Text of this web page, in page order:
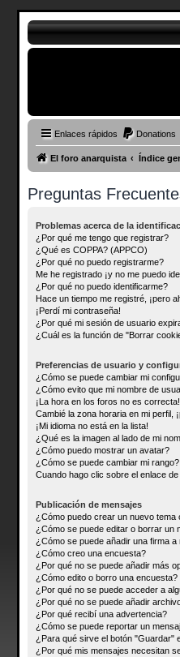
Enlaces rápidos Donations
El foro anarquista Índice
Preguntas
Problemas acerca de la
¿Por qué me tengo que registrar?
¿Qué es COPPA? (APPCO)
¿Por qué no puedo registrarme?
Me he registrado ¡y no me puedo
¿Por qué no puedo identificarme?
Hace un tiempo me registré, ¡pero
¡Perdí mi contraseña!
¿Por qué mi sesión de usuario
¿Cuál es la función de "Borrar
Preferencias de usuario y
¿Cómo se puede cambiar mi
¿Cómo evito que mi nombre de
¡La hora en los foros no es correcta!
Cambié la zona horaria en mi perfil,
¡Mi idioma no está en la lista!
¿Qué es la imagen al lado de mi
¿Cómo puedo mostrar un avatar?
¿Cómo se puede cambiar mi rango?
Cuando hago clic sobre el enlace
Publicación de mensajes
¿Cómo puedo crear un nuevo tema
¿Cómo se puede editar o borrar un
¿Cómo se puede añadir una firma a
¿Cómo creo una encuesta?
¿Por qué no se puede añadir más
¿Cómo edito o borro una encuesta?
¿Por qué no se puede acceder a
¿Por qué no se puede añadir
¿Por qué recibí una advertencia?
¿Cómo se puede reportar un
¿Para qué sirve el botón "Guardar"
¿Por qué mis mensajes necesitan